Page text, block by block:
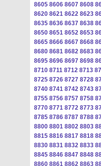
8605 8606 8607 8608
8620 8621 8622 8623
8635 8636 8637 8638
8650 8651 8652 8653
8665 8666 8667 8668
8680 8681 8682 8683
8695 8696 8697 8698
8710 8711 8712 8713
8725 8726 8727 8728
8740 8741 8742 8743
8755 8756 8757 8758
8770 8771 8772 8773
8785 8786 8787 8788
8800 8801 8802 8803
8815 8816 8817 8818
8830 8831 8832 8833
8845 8846 8847 8848
8860 8861 8862 8863